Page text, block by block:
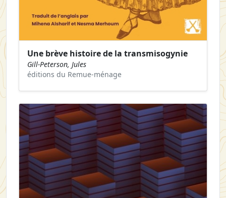
Une brève histoire de la transmisogynie
Gill-Peterson, Jules
éditions du Remue-ménage